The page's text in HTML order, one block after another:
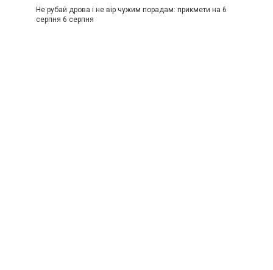
Не рубай дрова і не вір чужим порадам: прикмети на 6
серпня 6 серпня